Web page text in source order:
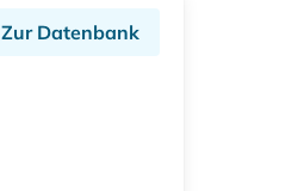
Zur Datenbank